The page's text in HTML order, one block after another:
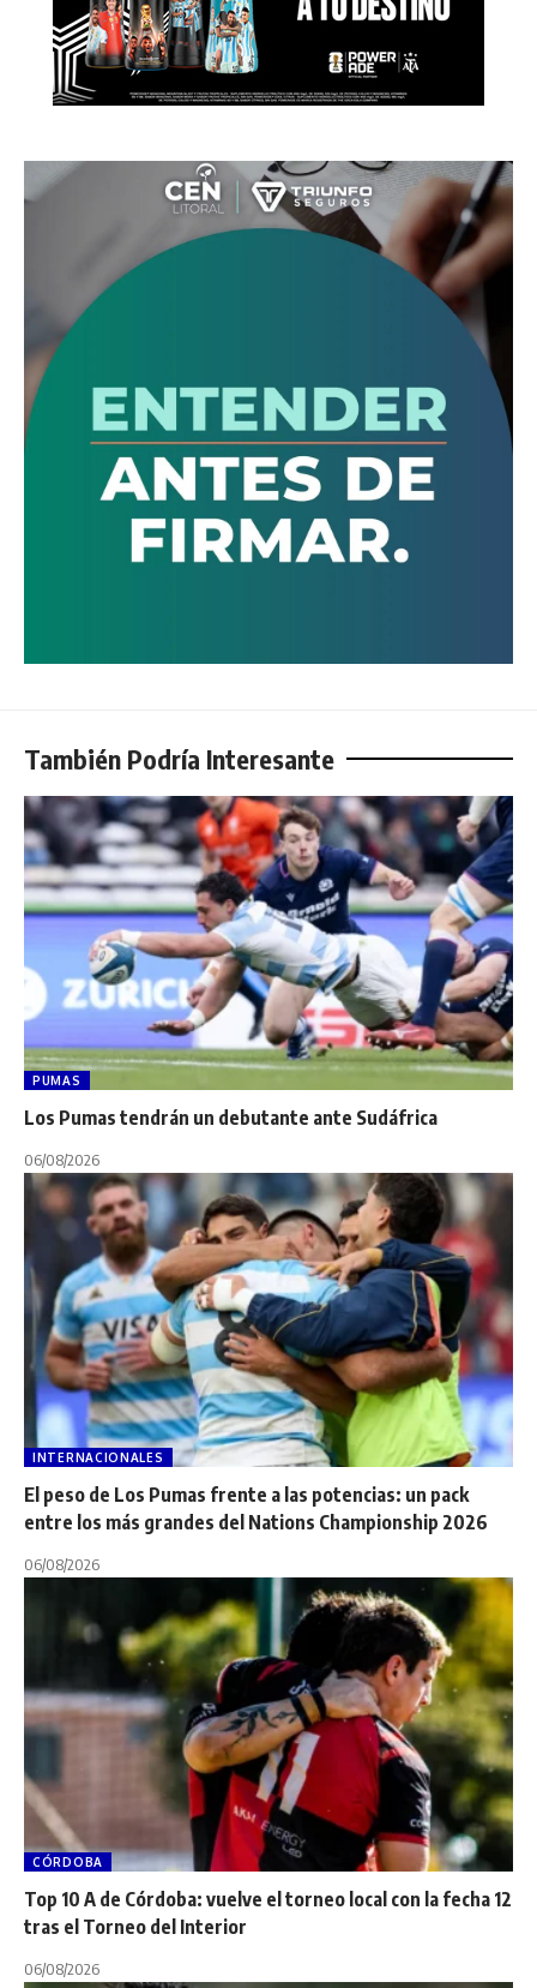
También Podría Interesante
PUMAS
Los Pumas tendrán un debutante ante Sudáfrica
06/08/2026
INTERNACIONALES
El peso de Los Pumas frente a las potencias: un pack
entre los más grandes del Nations Championship 2026
06/08/2026
CÓRDOBA
Top 10 A de Córdoba: vuelve el torneo local con la fecha 12
tras el Torneo del Interior
06/08/2026